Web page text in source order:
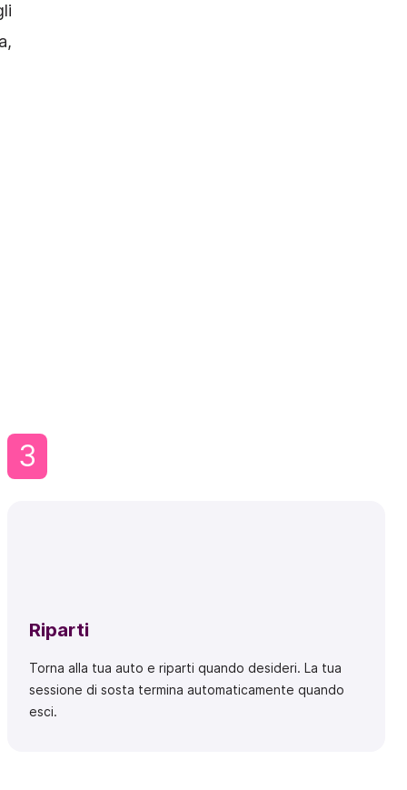
3
Riparti
Torna alla tua auto e riparti quando desideri. La tua
sessione di sosta termina automaticamente quando
esci.